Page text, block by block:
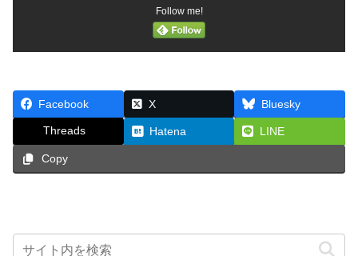
Follow me!
Facebook X Bluesky
Threads Hatena LINE
Copy